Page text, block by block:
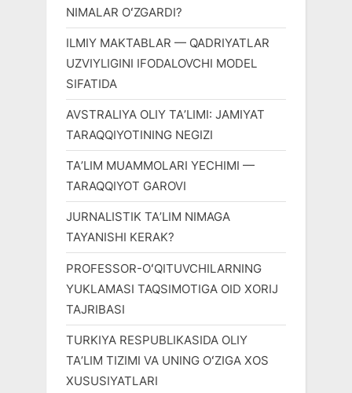
NIMALAR OʻZGARDI?
ILMIY MAKTABLAR — QADRIYATLAR
UZVIYLIGINI IFODALOVCHI MODEL
SIFATIDA
AVSTRALIYA OLIY TAʼLIMI: JAMIYAT
TARAQQIYOTINING NEGIZI
TAʼLIM MUAMMOLARI YECHIMI —
TARAQQIYOT GAROVI
JURNALISTIK TAʼLIM NIMAGA
TAYANISHI KERAK?
PROFESSOR-OʻQITUVCHILARNING
YUKLAMASI TAQSIMOTIGA OID XORIJ
TAJRIBASI
TURKIYA RESPUBLIKASIDA OLIY
TAʼLIM TIZIMI VA UNING OʻZIGA XOS
XUSUSIYATLARI